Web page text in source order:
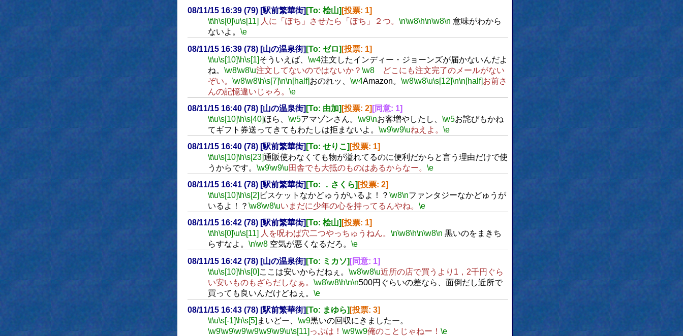
08/11/15 16:39 (79) [駅前繁華街] [To: 桧山] [投票: 1]
\t\h\s[0] \u\s[11] 人に「ぽち」させたら「ぽち」２つ。 \n\w8\h\n\w8\n 意味がわから
ないよ。 \e
08/11/15 16:39 (78) [山の温泉街] [To: ゼロ] [投票: 1]
\t\u\s[10]\h\s[1]そういえば、 \w4注文したインディー・ジョーンズが届かないんだよ
ね。 \w8\w8\u注文してないのではないか？ \w8どこにも注文完了のメールがない
ぞい。 \w8\w8\h\s[7]\n\n[half]おのれッ、 \w4Amazon。 \w8\w8\u\s[12]\n\n[half]お前さ
んの記憶違いじゃろ。 \e
08/11/15 16:40 (78) [山の温泉街] [To: 由加] [投票: 2] [同意: 1]
\t\u\s[10]\h\s[40]ほら、 \w5アマゾンさん。 \w9\nお客増やしたし、 \w5お詫びもかね
てギフト券送ってきてもわたしは拒まないよ。 \w9\w9\uねえよ。 \e
08/11/15 16:40 (78) [駅前繁華街] [To: せりこ] [投票: 1]
\t\u\s[10]\h\s[23]通販使わなくても物が溢れてるのに便利だからと言う理由だけで使
うからです。 \w9\w9\u田舎でも大抵のものはあるからなー。 \e
08/11/15 16:41 (78) [駅前繁華街] [To: ．さくら] [投票: 2]
\t\u\s[10]\h\s[2] ビスケットなかどゅうがいるよ！？ \w8\nファンタジーなかどゅうが
いるよ！？ \w8\w8\uいまだに少年の心を持ってるんやね。 \e
08/11/15 16:42 (78) [駅前繁華街] [To: 桧山] [投票: 1]
\t\h\s[0]\u\s[11] 人を呪わば穴二つやっちゅうねん。 \n\w8\h\n\w8\n 黒いのをまきち
らすなよ。 \n\w8空気が悪くなるだろ。 \e
08/11/15 16:42 (78) [山の温泉街] [To: ミカソ] [同意: 1]
\t\u\s[10]\h\s[0] ここは安いからだねぇ。 \w8\w8\u近所の店で買うより1，2千円ぐら
い安いものもざらだしなぁ。 \w8\w8\h\n\n500円ぐらいの差なら、面倒だし近所で
買っても良いんだけどねぇ。 \e
08/11/15 16:43 (78) [駅前繁華街] [To: まゆら] [投票: 3]
\t\u\s[-1]\h\s[5] まいどー、 \w9黒いの回収にきましたー。
\w9\w9\w9\w9\w9\w9\u\s[11] っぷは！ \w9\w9俺のことじゃねー！ \e